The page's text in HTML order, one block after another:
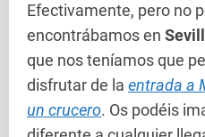
Efectivamente, pero no
encontrábamos en
que nos teníamos que
disfrutar de la entrada a
un crucero. Os podéis